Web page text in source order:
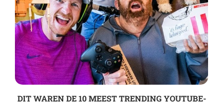
DIT WAREN DE 10 MEEST TRENDING YOUTUBE-